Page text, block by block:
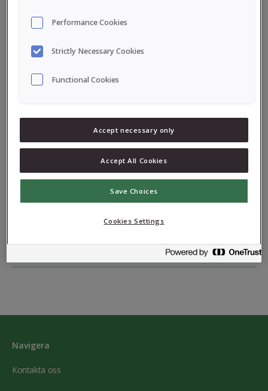
Choose another location
Europe
Navigera
Kontakta oss
Performance Cookies
Strictly Necessary Cookies
Functional Cookies
Accept necessary only
Accept All Cookies
Save Choices
Cookies Settings